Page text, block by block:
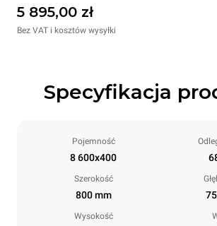
5 895,00 zł
Bez VAT i kosztów wysyłki
Specyfikacja
Pojemność
8 600x400
Szerokość
800 mm
Wysokość